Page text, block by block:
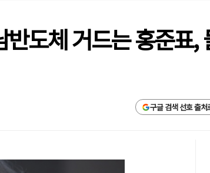
도체 거드는 홍준표,
구글 검색 선호 출처